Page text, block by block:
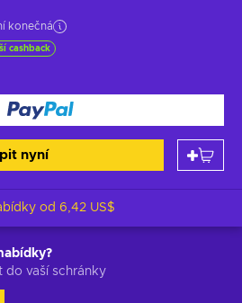
konečná
cashback
nyní
nabídky od 6,42 US$
do vaší schránky